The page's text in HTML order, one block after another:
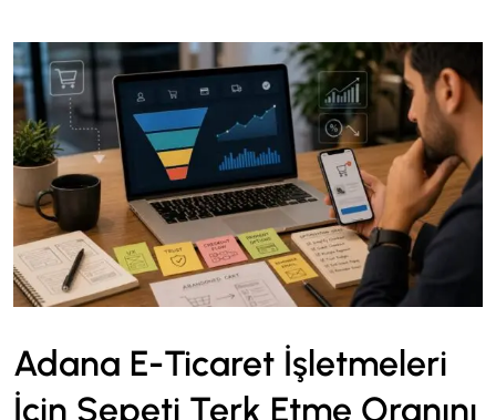
Adana E-Ticaret İşletmeleri
İçin Sepeti Terk Etme Oranını